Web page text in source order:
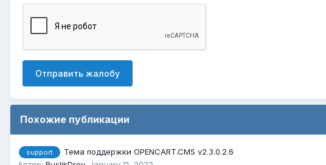
Отправить жалобу
Похожие публикации
support
Тема поддержки OPENCART.CMS v2.3.0.2.6